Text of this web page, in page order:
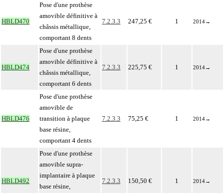
HBLD470
Pose d'une prothèse
amovible définitive à
châssis métallique,
comportant 8 dents
7.2.3.3 247,25 € 1 2014→
HBLD474
Pose d'une prothèse
amovible définitive à
châssis métallique,
comportant 6 dents
7.2.3.3 225,75 € 1 2014→
HBLD476
Pose d'une prothèse
amovible de
transition à plaque
base résine,
comportant 4 dents
7.2.3.3 75,25 € 1 2014→
HBLD492
Pose d'une prothèse
amovible supra-
implantaire à plaque
base résine,
7.2.3.3 150,50 € 1 2014→